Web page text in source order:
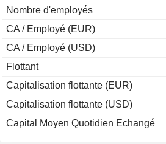
Nombre d'employés
CA / Employé (EUR)
CA / Employé (USD)
Flottant
Capitalisation flottante (EUR)
Capitalisation flottante (USD)
Capital Moyen Quotidien Echangé
1990
-5,50%
1989
+46,24%
1988
+42,07%